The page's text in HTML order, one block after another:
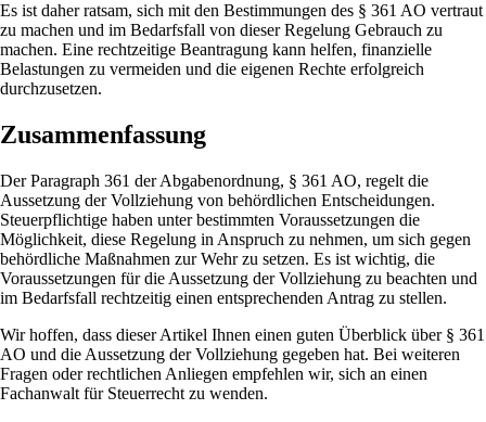
Es ist daher ratsam, sich mit den Bestimmungen des § 361 AO vertraut
zu machen und im Bedarfsfall von dieser Regelung Gebrauch zu
machen. Eine rechtzeitige Beantragung kann helfen, finanzielle
Belastungen zu vermeiden und die eigenen Rechte erfolgreich
durchzusetzen.
Zusammenfassung
Der Paragraph 361 der Abgabenordnung, § 361 AO, regelt die
Aussetzung der Vollziehung von behördlichen Entscheidungen.
Steuerpflichtige haben unter bestimmten Voraussetzungen die
Möglichkeit, diese Regelung in Anspruch zu nehmen, um sich gegen
behördliche Maßnahmen zur Wehr zu setzen. Es ist wichtig, die
Voraussetzungen für die Aussetzung der Vollziehung zu beachten und
im Bedarfsfall rechtzeitig einen entsprechenden Antrag zu stellen.
Wir hoffen, dass dieser Artikel Ihnen einen guten Überblick über § 361
AO und die Aussetzung der Vollziehung gegeben hat. Bei weiteren
Fragen oder rechtlichen Anliegen empfehlen wir, sich an einen
Fachanwalt für Steuerrecht zu wenden.